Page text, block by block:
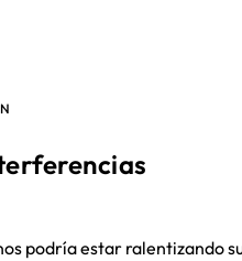
podría estar ralentizando